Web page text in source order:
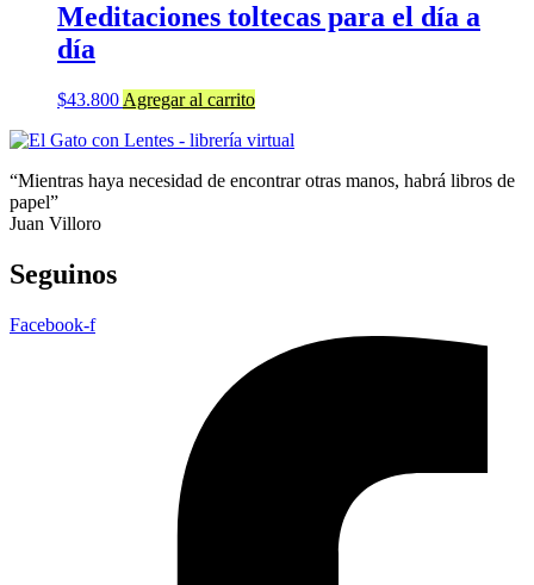
Meditaciones toltecas para el día a
día
$43.800 Agregar al carrito
“Mientras haya necesidad de encontrar otras manos, habrá libros de
papel”
Juan Villoro
Seguinos
Facebook-f